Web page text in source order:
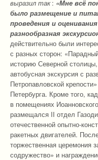
выразил так : «Мне всё
было размещение и
проведения и
разнообразная
действительно были
с разных сторон:
историю Северной
автобусная экскурсия с
Петропавловской
Петербурга. Кроме того,
в помещениях
размещался II отдел
отечественной опытно-
ракетных двигателей.
торжественная церемония
содружество» и